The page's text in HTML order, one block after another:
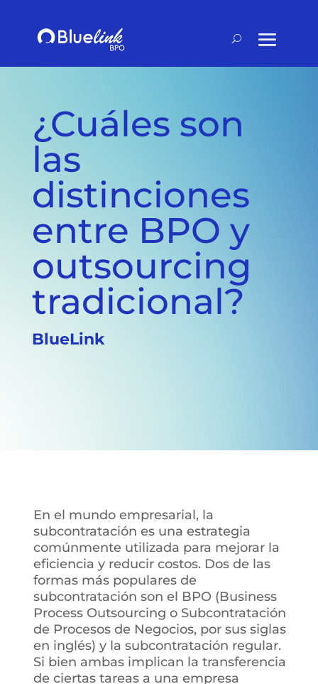
¿Cuáles son
las
distinciones
entre BPO y
outsourcing
tradicional?
BlueLink
En el mundo empresarial, la
subcontratación es una estrategia
comúnmente utilizada para mejorar la
eficiencia y reducir costos. Dos de las
formas más populares de
subcontratación son el BPO (Business
Process Outsourcing o Subcontratación
de Procesos de Negocios, por sus siglas
en inglés) y la subcontratación regular.
Si bien ambas implican la transferencia
de ciertas tareas a una empresa